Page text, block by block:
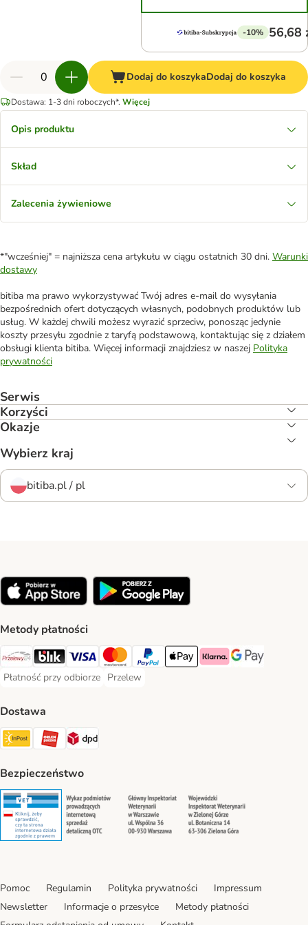
-10% 56,68
Dodaj do koszykaDodaj do koszyka
Dostawa: 1-3 dni roboczych*. Więcej
Opis produktu
Skład
Zalecenia żywieniowe
*"wcześniej" = najniższa cena artykułu w ciągu ostatnich 30 dni. Warunki
dostawy
bitiba ma prawo wykorzystywać Twój adres e-mail do wysyłania
bezpośrednich ofert dotyczących własnych, podobnych produktów lub
usług. W każdej chwili możesz wyrazić sprzeciw, ponosząc jedynie
koszty przesyłu zgodnie z taryfą podstawową, kontaktując się z działem
obsługi klienta bitiba. Więcej informacji znajdziesz w naszej Polityka
prywatności
Serwis
Korzyści
Okazje
Wybierz kraj
bitiba.pl / pl
Metody płatności
Przelewy24 Payment Method
Blik Payment Method
VISA Payment Method
MasterCard Payment Method
PayPal Payment Method
Apple Pay Payment Method
Klarna Payment Method
Google Pay
Płatność przy odbiorze
Płatność przy odbiorze Payment Method
Przelew
Przelew Payment Method
Dostawa
InPost Shipping Method
ORLEN Paczka. Shipping Method
DPD Shipping Method
Bezpieczeństwo
Security Security Security
Pomoc Regulamin Polityka prywatności
Impressum
Newsletter
Informacje o przesyłce
Metody płatności